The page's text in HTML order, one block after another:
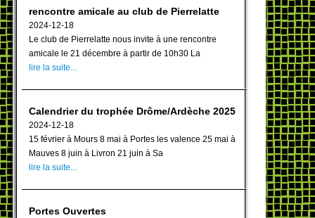
rencontre amicale au club de Pierrelatte
2024-12-18
Le club de Pierrelatte nous invite à une rencontre
amicale le 21 décembre à partir de 10h30 La
lire la suite...
Calendrier du trophée Drôme/Ardèche 2025
2024-12-18
15 février à Mours 8 mai à Portes les valence 25 mai à
Mauves 8 juin à Livron 21 juin à Sa
lire la suite...
Portes Ouvertes